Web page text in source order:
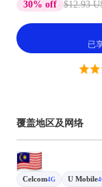
30% off $12.93
已
覆盖地区及网络
Celcom4G U Mobile